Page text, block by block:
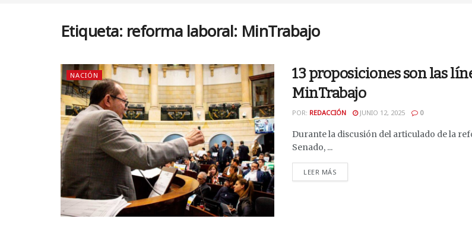
Etiqueta: reforma laboral: MinTrabajo
NACIÓN
13 proposiciones son las
MinTrabajo
POR: REDACCIÓN JUNIO 12, 2025 0
Durante la discusión del articulado de la
Senado, ...
LEER MÁS